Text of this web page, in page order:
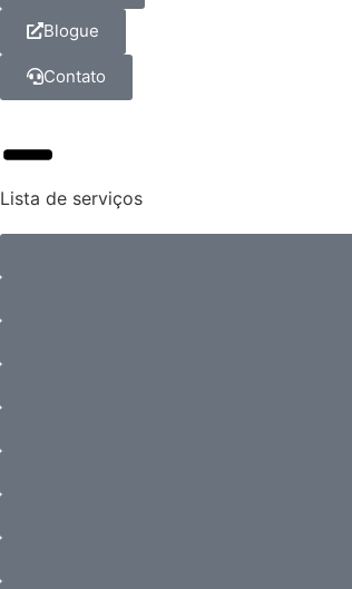
Blogue
Contato
Lista de serviços